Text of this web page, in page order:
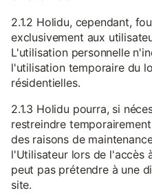
2.1.2 Holidu, cependant,
exclusivement aux
L'utilisation personnelle
l'utilisation temporaire du
résidentielles.
2.1.3 Holidu pourra, si
restreindre
des raisons de
l'Utilisateur lors de l'accès
peut pas prétendre à une
site.